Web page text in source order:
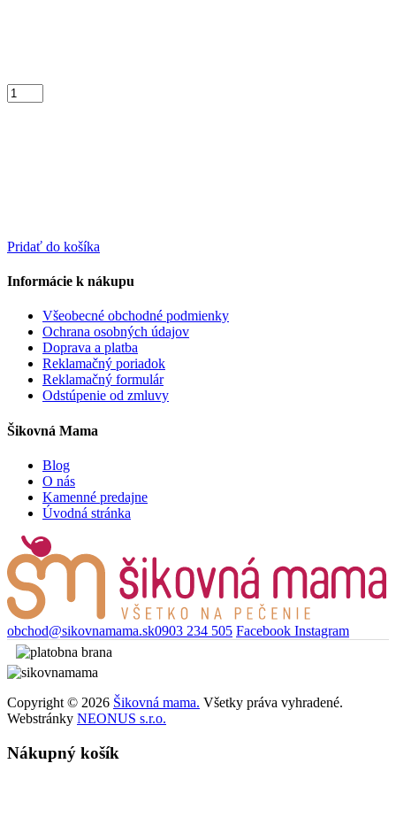
Pridať do košíka
Informácie k nákupu
Všeobecné obchodné podmienky
Ochrana osobných údajov
Doprava a platba
Reklamačný poriadok
Reklamačný formulár
Odstúpenie od zmluvy
Šikovná Mama
Blog
O nás
Kamenné predajne
Úvodná stránka
obchod@sikovnamama.sk0903 234 505 Facebook Instagram
Copyright © 2026 Šikovná mama. Všetky práva vyhradené.
Webstránky NEONUS s.r.o.
Nákupný košík